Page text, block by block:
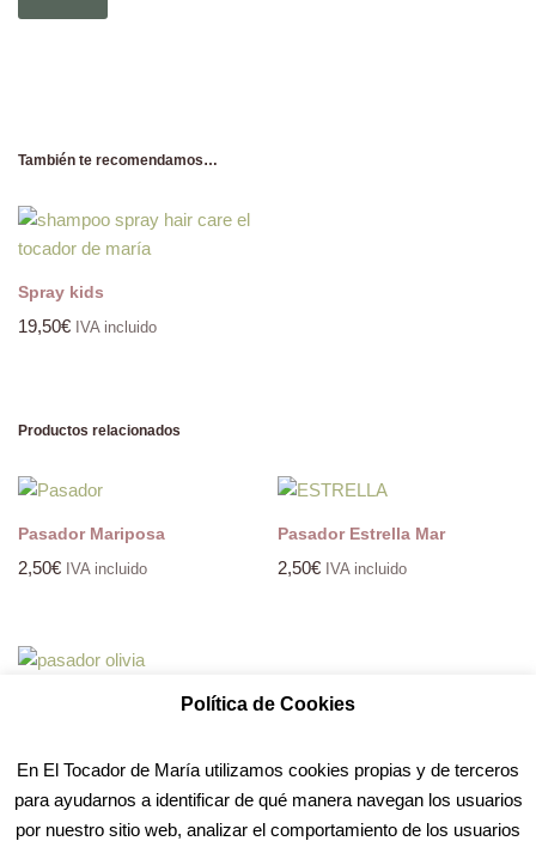
También te recomendamos…
Spray kids
19,50€ IVA incluido
Productos relacionados
Pasador Mariposa
2,50€ IVA incluido
Pasador Estrella Mar
2,50€ IVA incluido
Política de Cookies
En El Tocador de María utilizamos cookies propias y de terceros
para ayudarnos a identificar de qué manera navegan los usuarios
por nuestro sitio web, analizar el comportamiento de los usuarios